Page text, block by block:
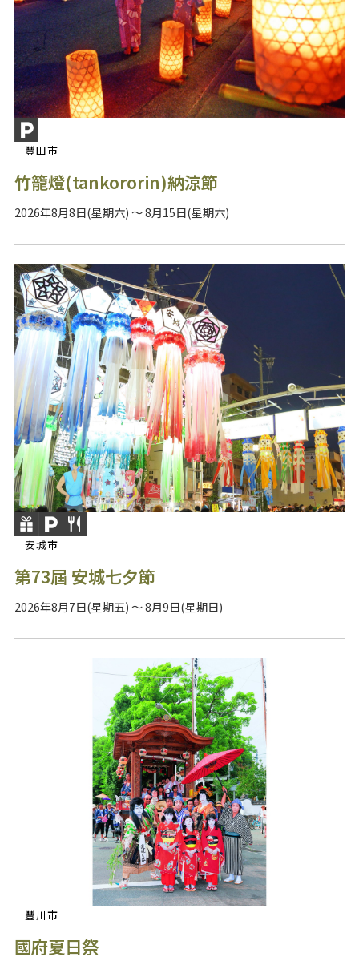
豐田市
竹籠燈(tankororin)納涼節
2026年8月8日(星期六) ～ 8月15日(星期六)
安城市
第73屆 安城七夕節
2026年8月7日(星期五) ～ 8月9日(星期日)
豐川市
國府夏日祭